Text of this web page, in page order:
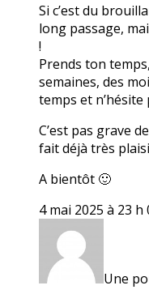
Si c’est du
long passage,
!
Prends ton
semaines, des
temps et n’hésite
C’est pas grave
fait déjà très
A bientôt 🙂
4 mai 2025 à 23 h
Une